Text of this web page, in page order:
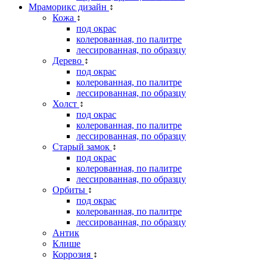
Мраморикс дизайн ↕
Кожа ↕
под окрас
колерованная, по палитре
лессированная, по образцу
Дерево ↕
под окрас
колерованная, по палитре
лессированная, по образцу
Холст ↕
под окрас
колерованная, по палитре
лессированная, по образцу
Старый замок ↕
под окрас
колерованная, по палитре
лессированная, по образцу
Орбиты ↕
под окрас
колерованная, по палитре
лессированная, по образцу
Антик
Клише
Коррозия ↕